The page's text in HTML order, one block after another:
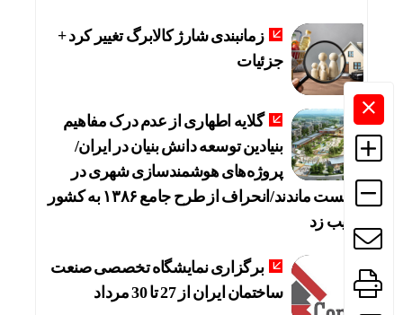
زمانبندی شارژ کالابرگ تغییر کرد +
جزئیات
گلایه اطهاری از عدم درک مفاهیم
بنیادین توسعه دانش بنیان در ایران/
پروژه‌های هوشمندسازی شهری در
بن‌بست ماندند/انحراف از طرح جامع ۱۳۸۶ به کشور
آسیب زد
برگزاری نمایشگاه تخصصی صنعت
ساختمان ایران از 27 تا 30 مرداد